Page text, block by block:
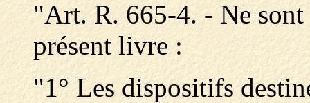
"Art. R. 665-4. - Ne sont
présent livre :
"1° Les dispositifs